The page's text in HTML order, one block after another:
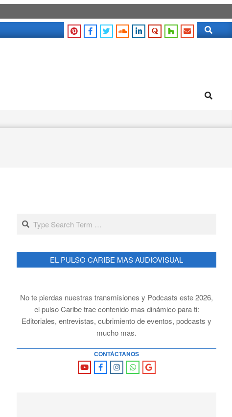
Search
Search
Search
EL PULSO CARIBE MAS AUDIOVISUAL
No te pierdas nuestras transmisiones y Podcasts este 2026,
el pulso Caribe trae contenido mas dinámico para ti:
Editoriales, entrevistas, cubrimiento de eventos, podcasts y
mucho mas.
CONTÁCTANOS